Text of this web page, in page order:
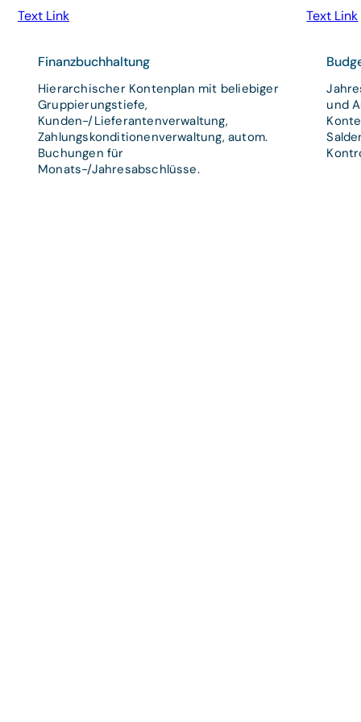
Text Link
Finanzbuchhaltung
Hierarchischer Kontenplan mit beliebiger
Gruppierungstiefe,
Kunden-/Lieferantenverwaltung,
Zahlungskonditionenverwaltung, autom.
Buchungen für
Monats-/Jahresabschlüsse.
Text Link
und